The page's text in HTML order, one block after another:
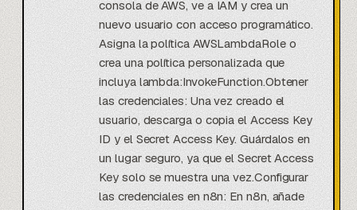
consola de AWS, ve a IAM y crea un
nuevo usuario con acceso programático.
Asigna la política AWSLambdaRole o
crea una política personalizada que
incluya lambda:InvokeFunction.Obtener
las credenciales: Una vez creado el
usuario, descarga o copia el Access Key
ID y el Secret Access Key. Guárdalos en
un lugar seguro, ya que el Secret Access
Key solo se muestra una vez.Configurar
las credenciales en n8n: En n8n, añade